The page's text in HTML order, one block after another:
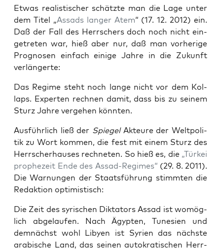
Etwas rea­lis­ti­scher schätz­te man die Lage unter
dem Titel „Assads lan­ger Atem“ (17. 12. 2012) ein.
Daß der Fall des Herr­schers doch noch nicht ein­
ge­tre­ten war, hieß aber nur, daß man vor­he­ri­ge
Pro­gno­sen ein­fach eini­ge Jah­re in die Zukunft
verlängerte:
Das Regime steht noch lan­ge nicht vor dem Kol­
laps. Exper­ten rech­nen damit, dass bis zu sei­nem
Sturz Jah­re ver­ge­hen könnten.
Aus­führ­lich ließ der Spie­gel Akteu­re der Welt­po­li­
tik zu Wort kom­men, die fest mit einem Sturz des
Herr­scher­hau­ses rech­ne­ten. So hieß es, die „Tür­kei
pro­phe­zeit Ende des Assad-Regimes“ (29. 8. 2011).
Die War­nun­gen der Staats­füh­rung stimm­ten die
Redak­ti­on optimistisch:
Die Zeit des syri­schen Dik­ta­tors Assad ist womög­
lich abge­lau­fen. Nach Ägyp­ten, Tune­si­en und
dem­nächst wohl Liby­en ist Syri­en das nächs­te
ara­bi­sche Land, das sei­nen auto­kra­ti­schen Herr­